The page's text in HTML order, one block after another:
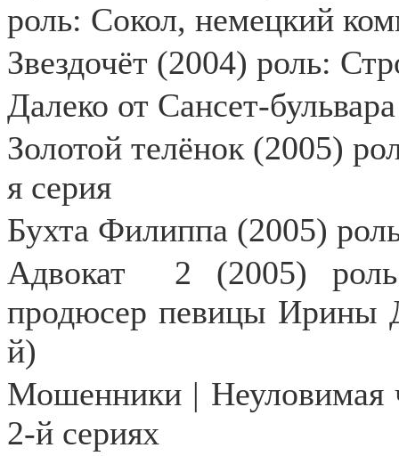
роль: Сокол, немецкий
Звездочёт (2004) роль:
Далеко от Сансет-
Золотой телёнок (2005)
я серия
Бухта Филиппа (2005)
Адвокат
2 (2005)
продюсер певицы Ирины
й)
Мошенники | Неуловимая
2-й сериях